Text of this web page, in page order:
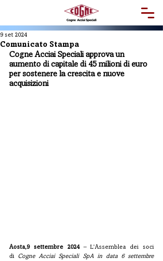
Comunicato Stampa
9 set 2024
Cogne Acciai Speciali approva un
aumento di capitale di 45 milioni di euro
per sostenere la crescita e nuove
acquisizioni
Aosta,9 settembre 2024 – L’Assemblea dei soci
di Cogne Acciai Speciali SpA in data 6 settembre